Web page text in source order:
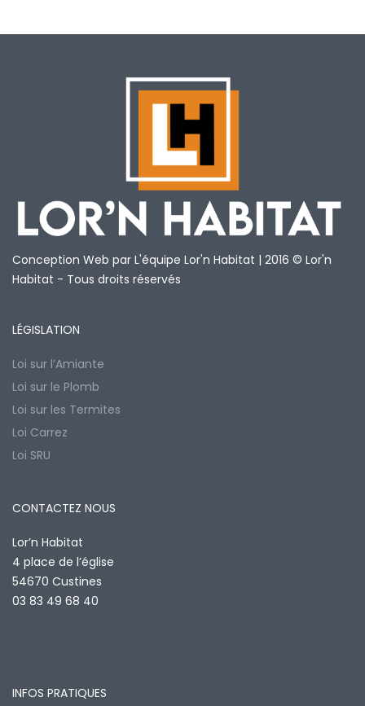
Conception Web par L'équipe Lor'n Habitat | 2016 © Lor'n
Habitat - Tous droits réservés
LÉGISLATION
Loi sur l’Amiante
Loi sur le Plomb
Loi sur les Termites
Loi Carrez
Loi SRU
CONTACTEZ NOUS
Lor’n Habitat
4 place de l’église
54670 Custines
03 83 49 68 40
INFOS PRATIQUES